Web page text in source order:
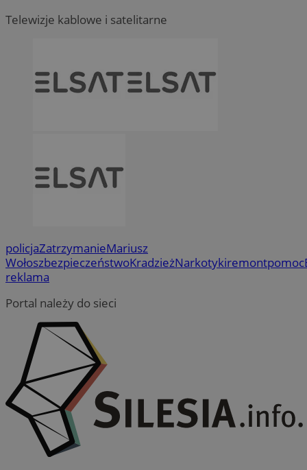
Telewizje kablowe i satelitarne
policjaZatrzymanieMariusz
WołoszbezpieczeństwoKradzieżNarkotykiremontpomoc
reklama
Portal należy do sieci